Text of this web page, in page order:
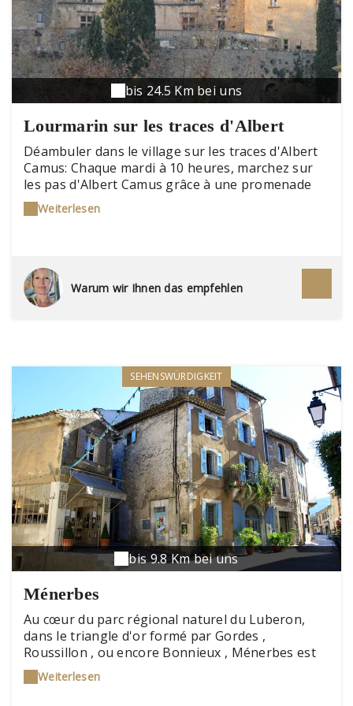
bis 24.5 Km bei uns
Lourmarin sur les traces d'Albert
Camus
Déambuler dans le village sur les traces d'Albert
Camus: Chaque mardi à 10 heures, marchez sur
les pas d'Albert Camus grâce à une promenade
commentée qui vous mènera de sa maison, au
stade où il pratiquait le football, au château décrit
où l'écrivain retrouvait ses amis autour d'un
déjeuner. Enfin la promenade vous mènera au
cimetière de Lourmarin où Albert Camus repose
Weiterlesen
Warum wir Ihnen das empfehlen
SEHENSWÜRDIGKEIT
bis 9.8 Km bei uns
Ménerbes
Au cœur du parc régional naturel du Luberon,
dans le triangle d'or formé par Gordes ,
Roussillon , ou encore Bonnieux , Ménerbes est
l'un des plus beaux villages de France. Posé sur
un éperon rocheux, sa lumière et sa douceur de
Weiterlesen